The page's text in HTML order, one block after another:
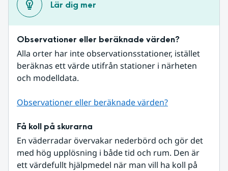
Lär dig mer
Observationer eller beräknade värden?
Alla orter har inte observationsstationer, istället
beräknas ett värde utifrån stationer i närheten
och modelldata.
Observationer eller beräknade värden?
Få koll på skurarna
En väderradar övervakar nederbörd och gör det
med hög upplösning i både tid och rum. Den är
ett värdefullt hjälpmedel när man vill ha koll på